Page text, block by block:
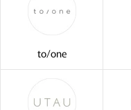
to/one